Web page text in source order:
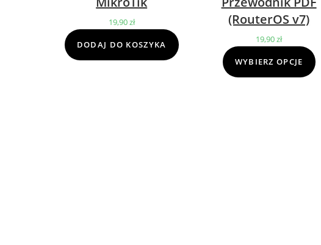
19,90zł
DODAJ DO KOSZYKA
(RouterOS v7)
19,90zł
WYBIERZ OPCJE